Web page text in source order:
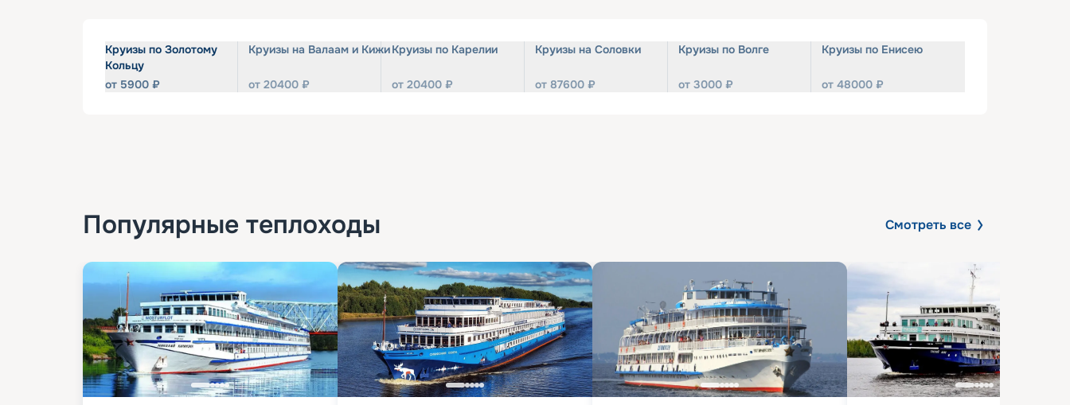
Круизы по Золотому
Кольцу
от 5900 ₽
Круизы на Валаам и Кижи
от 20400 ₽
Круизы по Карелии
от 20400 ₽
Круизы на Соловки
от 87600 ₽
Круизы по Волге
от 3000 ₽
Круизы по Енисею
от 48000 ₽
Популярные теплоходы Смотреть все